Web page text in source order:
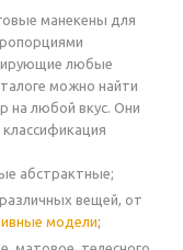
манекены для
любые
можно найти
на любой вкус. Они
абстрактные;
вещей, от
модели;